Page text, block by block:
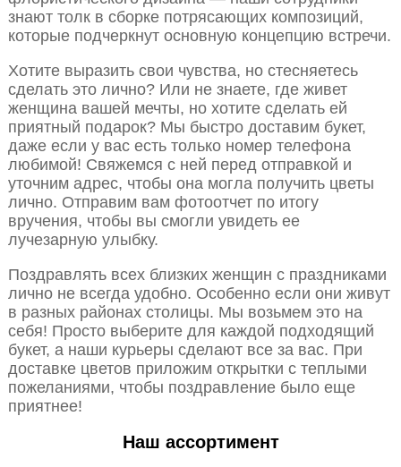
знают толк в сборке потрясающих композиций,
которые подчеркнут основную концепцию встречи.
Хотите выразить свои чувства, но стесняетесь
сделать это лично? Или не знаете, где живет
женщина вашей мечты, но хотите сделать ей
приятный подарок? Мы быстро доставим букет,
даже если у вас есть только номер телефона
любимой! Свяжемся с ней перед отправкой и
уточним адрес, чтобы она могла получить цветы
лично. Отправим вам фотоотчет по итогу
вручения, чтобы вы смогли увидеть ее
лучезарную улыбку.
Поздравлять всех близких женщин с праздниками
лично не всегда удобно. Особенно если они живут
в разных районах столицы. Мы возьмем это на
себя! Просто выберите для каждой подходящий
букет, а наши курьеры сделают все за вас. При
доставке цветов приложим открытки с теплыми
пожеланиями, чтобы поздравление было еще
приятнее!
Наш ассортимент